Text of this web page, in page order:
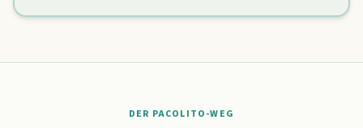
DER PACOLITO-WEG